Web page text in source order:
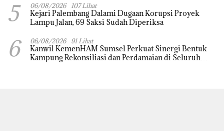
Praperadilan
5 06/08/2026 107 Lihat
Kejari Palembang Dalami Dugaan Korupsi Proyek
Lampu Jalan, 69 Saksi Sudah Diperiksa
6 06/08/2026 91 Lihat
Kanwil KemenHAM Sumsel Perkuat Sinergi Bentuk
Kampung Rekonsiliasi dan Perdamaian di Seluruh